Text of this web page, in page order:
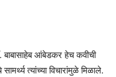
बाबासाहेब आंबेडकर हेच कवीची
त्यांच्या विचारांमुळे मिळाले.